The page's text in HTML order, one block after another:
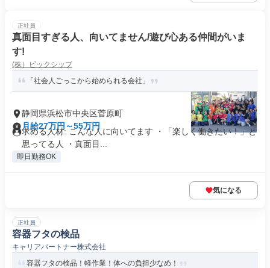
正社員
真面目すぎる人、向いてません/遊び心ある仲間がいま
す!
(株）ビックシップ
「社会人ごっこから始められる会社」
静岡県浜松市中央区菅原町
月給27万円～55万円
求める人材: こんな人に向いてます ・「楽しく働きたい！」と
思ってる人 ・真面目...
即日勤務OK
気になる
正社員
容器フタの検品
キャリアパートナー株式会社
容器フタの検品！軽作業！体への負担少なめ！